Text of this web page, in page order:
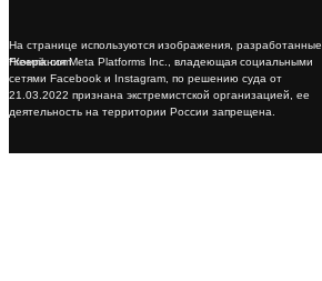
*Компания Meta Platforms Inc., владеющая социальными
сетями Facebook и Instagram, по решению суда от
21.03.2022 признана экстремистской организацией, ее
деятельность на территории России запрещена.
На странице используются изображения, разработанные
Freepik.com